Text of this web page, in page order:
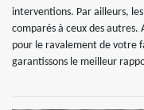
interventions. Par ailleurs,
comparés à ceux des autres.
pour le ravalement de votre
garantissons le meilleur